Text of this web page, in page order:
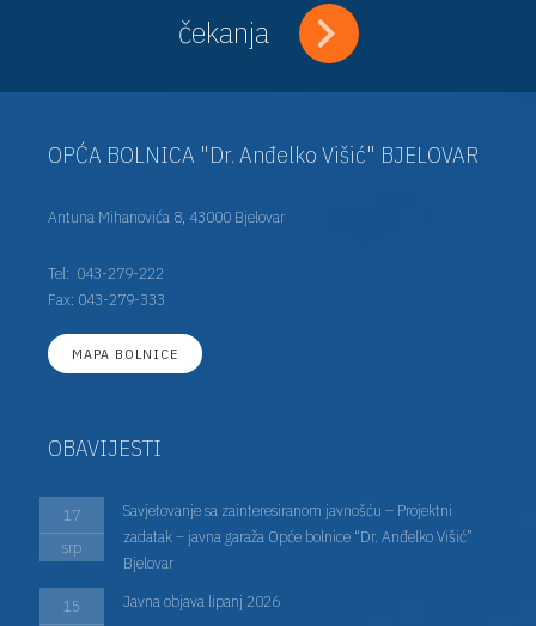
čekanja
OPĆA BOLNICA "Dr. Anđelko Višić" BJELOVAR
Antuna Mihanovića 8, 43000 Bjelovar
Tel: 043-279-222
Fax: 043-279-333
MAPA BOLNICE
OBAVIJESTI
17
srp
Savjetovanje sa zainteresiranom javnošću – Projektni
zadatak – javna garaža Opće bolnice “Dr. Anđelko Višić”
Bjelovar
15
Javna objava lipanj 2026